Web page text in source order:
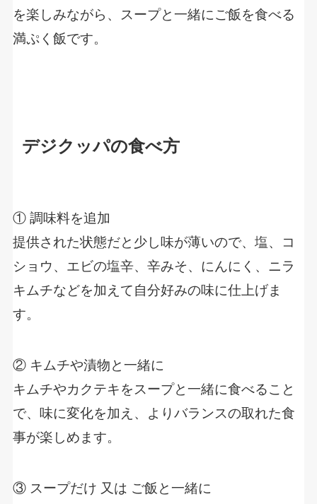
を楽しみながら、スープと一緒にご飯を食べる
満ぷく飯です。
デジクッパの食べ方
① 調味料を追加
提供された状態だと少し味が薄いので、塩、コ
ショウ、エビの塩辛、辛みそ、にんにく、ニラ
キムチなどを加えて自分好みの味に仕上げま
す。
② キムチや漬物と一緒に
キムチやカクテキをスープと一緒に食べること
で、味に変化を加え、よりバランスの取れた食
事が楽しめます。
③ スープだけ 又は ご飯と一緒に